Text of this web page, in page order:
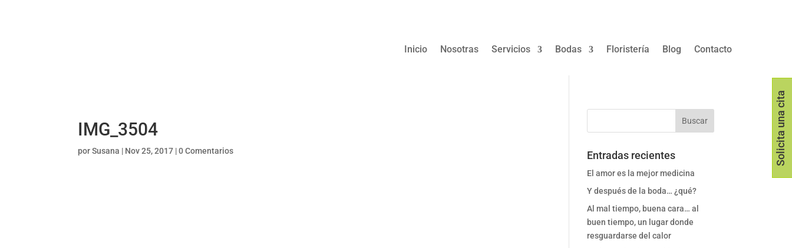
Inicio Nosotras Servicios Bodas Floristería Blog Contacto
IMG_3504
porSusana | Nov 25, 2017 |0 Comentarios Entradas recientes
El amor es la mejor medicina
Y después de la boda… ¿qué?
Al mal tiempo, buena cara… al
buen tiempo, un lugar donde
resguardarse del calor
Solicita una cita